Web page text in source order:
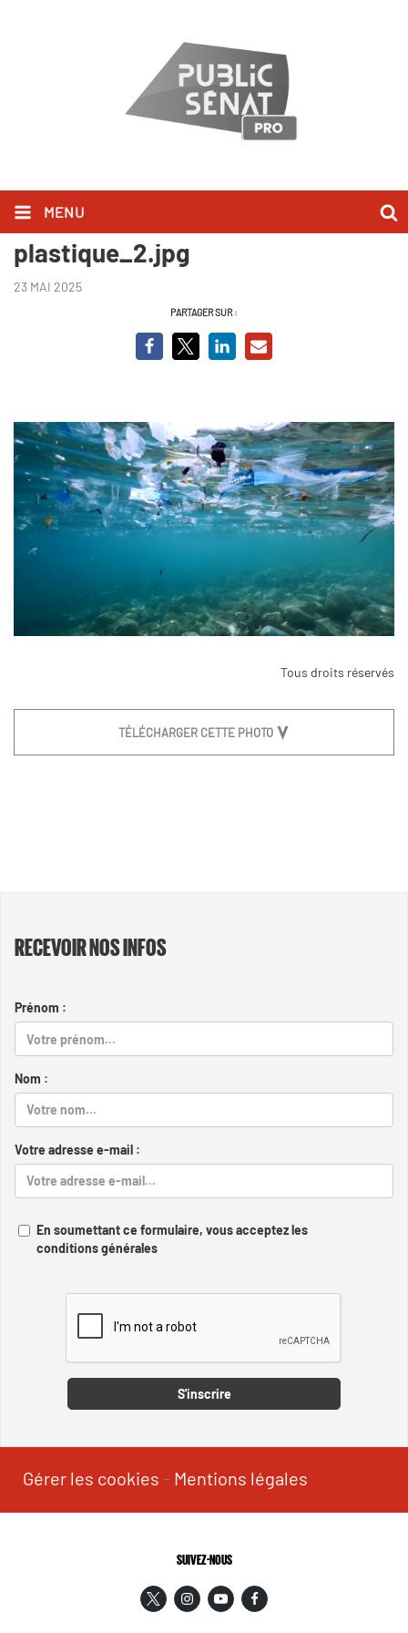
MENU
Océans le mystère
plastique_2.jpg
23 MAI 2025
PARTAGER SUR :
Tous droits réservés
TÉLÉCHARGER CETTE PHOTO
RECEVOIR NOS INFOS
Prénom :
Nom :
Votre adresse e-mail :
En soumettant ce formulaire, vous acceptez les
conditions générales
S'inscrire
Gérer les cookies - Mentions légales
SUIVEZ-NOUS